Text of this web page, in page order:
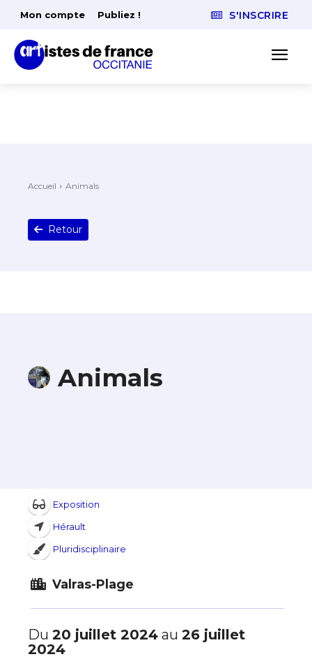
Mon compte Publiez ! S'INSCRIRE
Accueil Animals
Retour
Animals
Exposition
Hérault
Pluridisciplinaire
Valras-Plage
Du 20 juillet 2024 au 26 juillet
2024